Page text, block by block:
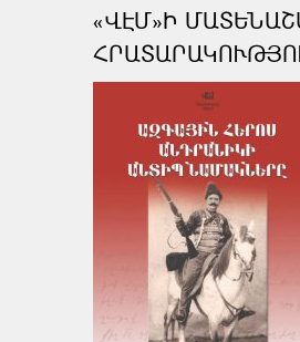
«ՎԷՄ»Ի